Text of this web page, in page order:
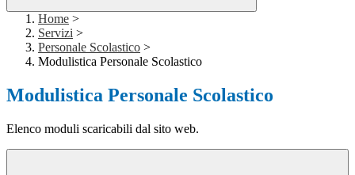
Home >
Servizi >
Personale Scolastico >
Modulistica Personale Scolastico
Modulistica Personale Scolastico
Elenco moduli scaricabili dal sito web.